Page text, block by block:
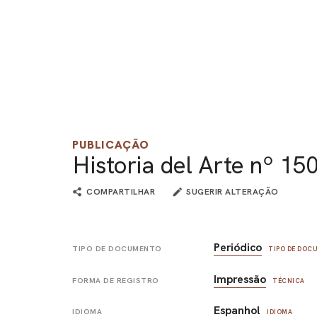
PUBLICAÇÃO
Historia del Arte nº 150
COMPARTILHAR SUGERIR ALTERAÇÃO
TIPO DE DOCUMENTO Periódico TIPO DE
FORMA DE REGISTRO Impressão TÉCNICA
IDIOMA Espanhol IDIOMA